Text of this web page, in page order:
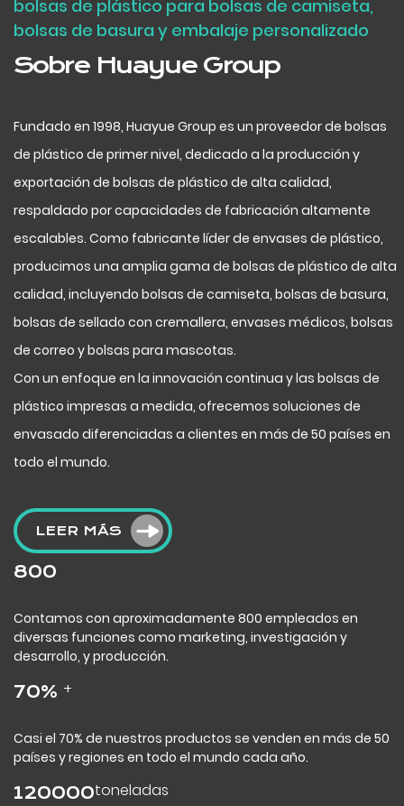
bolsas de plástico para bolsas de camiseta,
bolsas de basura y embalaje personalizado
Sobre Huayue Group
Fundado en 1998, Huayue Group es un proveedor de bolsas
de plástico de primer nivel, dedicado a la producción y
exportación de bolsas de plástico de alta calidad,
respaldado por capacidades de fabricación altamente
escalables. Como fabricante líder de envases de plástico,
producimos una amplia gama de bolsas de plástico de alta
calidad, incluyendo bolsas de camiseta, bolsas de basura,
bolsas de sellado con cremallera, envases médicos, bolsas
de correo y bolsas para mascotas.
Con un enfoque en la innovación continua y las bolsas de
plástico impresas a medida, ofrecemos soluciones de
envasado diferenciadas a clientes en más de 50 países en
todo el mundo.
LEER MÁS
800
Contamos con aproximadamente 800 empleados en
diversas funciones como marketing, investigación y
desarrollo, y producción.
70% +
Casi el 70% de nuestros productos se venden en más de 50
países y regiones en todo el mundo cada año.
120000toneladas